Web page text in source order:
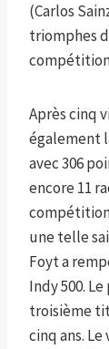
(Carlos
triomphes
Après cinq
également
avec 306
encore 11
une telle
Foyt a
Indy 500.
troisième
cinq ans.